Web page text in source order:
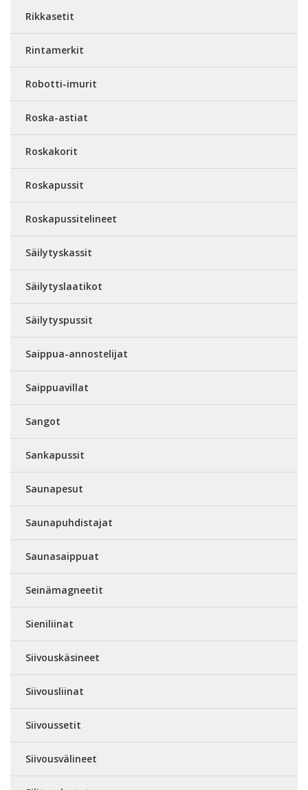
Rikkasetit
Rintamerkit
Robotti-imurit
Roska-astiat
Roskakorit
Roskapussit
Roskapussitelineet
Säilytyskassit
Säilytyslaatikot
Säilytyspussit
Saippua-annostelijat
Saippuavillat
Sangot
Sankapussit
Saunapesut
Saunapuhdistajat
Saunasaippuat
Seinämagneetit
Sieniliinat
Siivouskäsineet
Siivousliinat
Siivoussetit
Siivousvälineet